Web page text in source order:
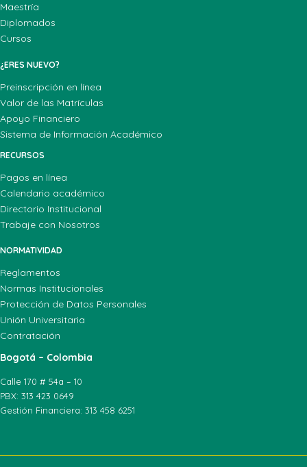
Maestría
Diplomados
Cursos
¿ERES NUEVO?
Preinscripción en línea
Valor de las Matrículas
Apoyo Financiero
Sistema de Información Académico
RECURSOS
Pagos en línea
Calendario académico
Directorio Institucional
Trabaje con Nosotros
NORMATIVIDAD
Reglamentos
Normas Institucionales
Protección de Datos Personales
Unión Universitaria
Contratación
Bogotá – Colombia
Calle 170 # 54a – 10
PBX: 313 423 0649
Gestión Financiera: 313 458 6251